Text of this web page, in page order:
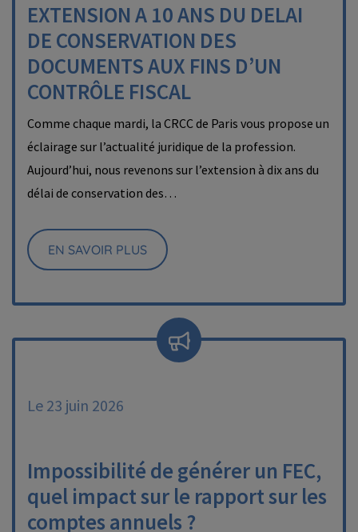
EXTENSION A 10 ANS DU DELAI
DE CONSERVATION DES
DOCUMENTS AUX FINS D’UN
CONTRÔLE FISCAL
Comme chaque mardi, la CRCC de Paris vous propose un
éclairage sur l’actualité juridique de la profession.
Aujourd’hui, nous revenons sur l’extension à dix ans du
délai de conservation des…
EN SAVOIR PLUS
Le 23 juin 2026
Impossibilité de générer un FEC,
quel impact sur le rapport sur les
comptes annuels ?